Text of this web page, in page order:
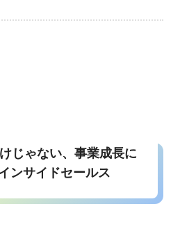
じゃない、事業成長に
ンサイドセールス